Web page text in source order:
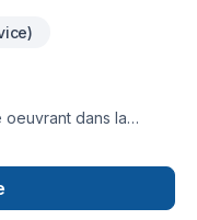
oeuvrant dans la
travail, le respect
distinguent et font
avoir confiance